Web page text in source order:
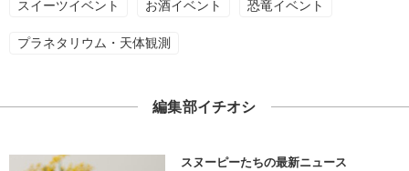
スイーツイベント お酒イベント 恐竜イベント
プラネタリウム・天体観測
編集部イチオシ
スヌーピーたちの最新ニュース